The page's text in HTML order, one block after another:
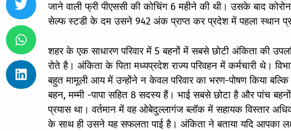
जाने वाली फ्री पीएससी की कोचिंग 6 महीने की थी। उसके बाद
सेल्फ स्टडी के दम उसने 942 अंक प्राप्त कर प्रदेश में पहला स्थान
शहर के एक साधारण परिवार में 5 बहनों में सबसे छोटी अंकिता की
रोते है। अंकिता के पिता मध्यप्रदेश राज्य परिवहन में कर्मचारी थे।
बहुत मामूली आय में उन्होंने न केवल परिवार का भरण-पोषण किया
बहन, मम्मी -पापा सहित 8 सदस्य हैं। भाई सबसे छोटा है और पांच
प्रयास था। वर्तमान में वह ओबेदुल्लागंज ब्लॉक में सहायक विस्तार
के साथ ही उसने यह सफलता पाई है। अंकिता ने बताया यदि आपका